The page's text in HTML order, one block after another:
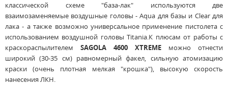
классической схеме "база-лак" используются две
взаимозаменяемые воздушные головы - Aqua для базы и Clear для
лака - а также возможно универсальное применение пистолета с
использованием воздушной головы Titania.К плюсам от работы с
краскораспылителем SAGOLA 4600 XTREME можно отнести
широкий (30-35 см) равномерный факел, сильную атомизацию
краски (очень плотная мелкая "крошка"), высокую скорость
нанесения ЛКН.